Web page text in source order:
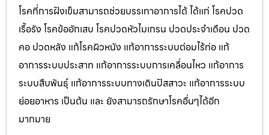
โรคที่การฝังเข็มสามารถช่วยบรรเทาอาการได้ ได้แก่ โรคปวด
เรื้อรัง โรคข้ออักเสบ โรคปวดหัวไมเกรน ปวดประจําเดือน ปวด
คอ ปวดหลัง แก้โรคผิวหนัง แก้อาการระบบต่อมไร้ท่อ แก้
อาการระบบประสาท แก้อาการระบบการเคลื่อนไหว แก้อาการ
ระบบสืบพันธุ์ แก้อาการระบบทางเดินปัสสาวะ แก้อาการระบบ
ย่อยอาหาร เป็นต้น และ ยังสามารถรักษาโรคอื่นๆได้อีก
มากมาย